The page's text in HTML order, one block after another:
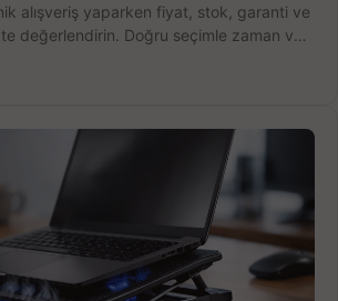
alışveriş yaparken fiyat, stok, garanti ve
değerlendirin. Doğru seçimle zaman ve